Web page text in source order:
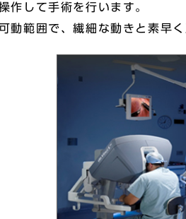
作して手術を行います。
動範囲で、繊細な動きと素早